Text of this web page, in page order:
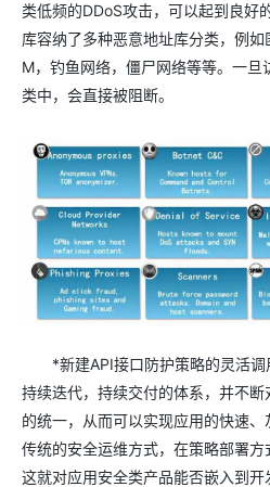
类低频的DDoS攻击，可以起到良好
库容纳了多种恶意地址库分类，例
M，钓鱼网络，僵尸网络等等。一
类中，会直接被阻断。
*新建API接口防护策略的灵活调
持续迭代，持续交付的体系，并不
的统一，从而可以实现应用的快速、
传统的安全运维方式，在策略部署方
这就对应用安全类产品能否嵌入到